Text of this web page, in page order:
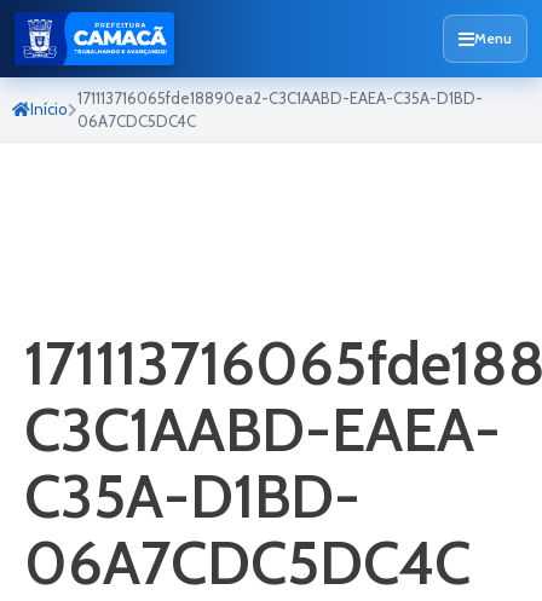
Menu
Início
171113716065fde18890ea2-C3C1AABD-EAEA-C35A-D1BD-
06A7CDC5DC4C
C3C1AABD-EAEA-
C35A-D1BD-
06A7CDC5DC4C